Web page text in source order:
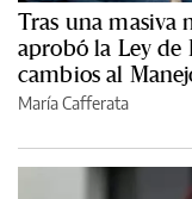
Tras una masiva
aprobó la Ley de
cambios al
María Cafferata